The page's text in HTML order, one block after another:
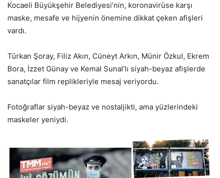
Kocaeli Büyükşehir Belediyesi’nin, koronavirüse karşı
maske, mesafe ve hijyenin önemine dikkat çeken afişleri
vardı.
Türkan Şoray, Filiz Akın, Cüneyt Arkın, Münir Özkul, Ekrem
Bora, İzzet Günay ve Kemal Sunal’lı siyah-beyaz afişlerde
sanatçılar film replikleriyle mesaj veriyordu.
Fotoğraflar siyah-beyaz ve nostaljikti, ama yüzlerindeki
maskeler yeniydi.